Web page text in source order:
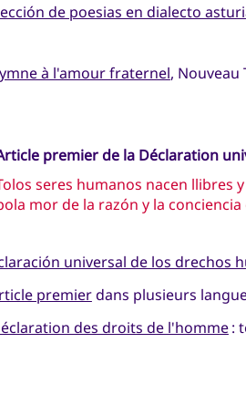
de poesias en dialecto
à l'amour fraternel, Nouveau
premier de la Déclaration
seres humanos nacen llibres
mor de la razón y la
universal de los drechos
premierdans plusieurs
des droits de l'homme: